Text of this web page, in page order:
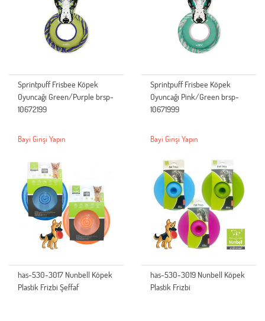
Sprintpuff Frisbee Köpek
Oyuncağı Green/Purple brsp-
10672199
Bayi Girişi Yapın
Sprintpuff Frisbee Köpek
Oyuncağı Pink/Green brsp-
10671999
Bayi Girişi Yapın
has-530-3017 Nunbell Köpek
Plastik Frizbi Şeffaf
has-530-3019 Nunbell Köpek
Plastik Frizbi